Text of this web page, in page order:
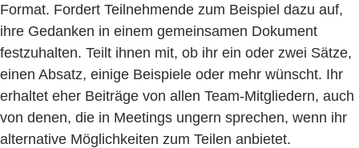
Format. Fordert Teilnehmende zum Beispiel dazu auf,
ihre Gedanken in einem gemeinsamen Dokument
festzuhalten. Teilt ihnen mit, ob ihr ein oder zwei Sätze,
einen Absatz, einige Beispiele oder mehr wünscht. Ihr
erhaltet eher Beiträge von allen Team-Mitgliedern, auch
von denen, die in Meetings ungern sprechen, wenn ihr
alternative Möglichkeiten zum Teilen anbietet.